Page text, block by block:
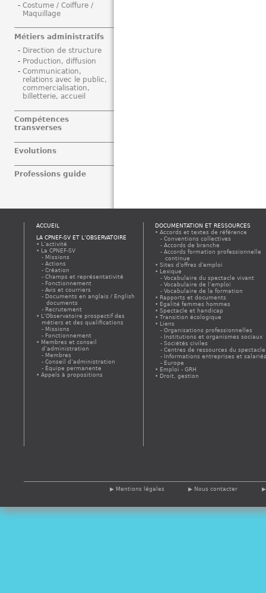
Costume / Coiffure /
Maquillage
Métiers administratifs
Direction de structure
Production, diffusion
Communication,
relations avec le public,
commercialisation,
billetterie, accueil
Compétences
transverses
Evolutions
Professions guide
ACCUEIL
LA CPNEF-SV ET L’OBSERVATOIRE
L’activité
La CPNEF-SV
Missions
Actions
Création
Champs et représentativité
Fonctionnement
Avis et courriers
Documents en anglais / English
documents
Recrutement
L’Observatoire prospectif des
métiers et des qualifications
Missions
Fonctionnement
Membres et conseil
d’administration
Membres
Conseil d’administration
Équipe permanente
Appels à propositions
DOCUMENTATION ET RESSOURCES
Accords et textes de référence
Conventions collectives
Accords de branche
Accords formation professionnelle
continue
Sites d'offres d'emploi
Lexique
Vocabulaire du spectacle vivant
Vocabulaire de l’emploi
Vocabulaire de la formation
Rapports et documents
Egalité femmes hommes
Spectacle et handicap
Transition écologique
Liens
Organisations professionnelles
Institutions et organismes sociaux
Sociétés civiles
Centres de ressources du spectacle
Informations entreprises et
Europe
Emploi - GRH
Droit, gestion
Mentions légales Nous contacter